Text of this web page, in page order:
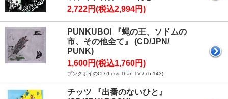
2,722円(税込2,994円)
PUNKUBOI 『蝿の王、ソドムの
市、その他全て』 (CD/JPN/
PUNK)
1,600円(税込1,760円)
プンクボイのCD (Less Than TV / ch-143)
チッツ 『出番のないひと』